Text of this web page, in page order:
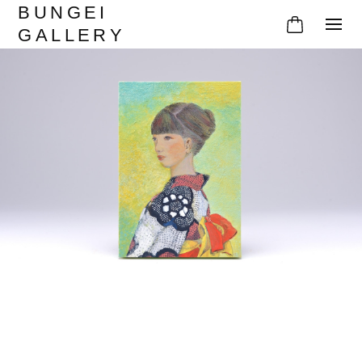
BUNGEI
GALLERY